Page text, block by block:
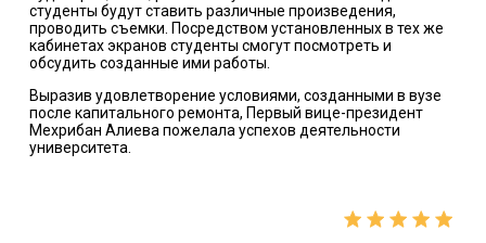
студенты будут ставить различные произведения,
проводить съемки. Посредством установленных в тех же
кабинетах экранов студенты смогут посмотреть и
обсудить созданные ими работы.
Выразив удовлетворение условиями, созданными в вузе
после капитального ремонта, Первый вице-президент
Мехрибан Алиева пожелала успехов деятельности
университета.